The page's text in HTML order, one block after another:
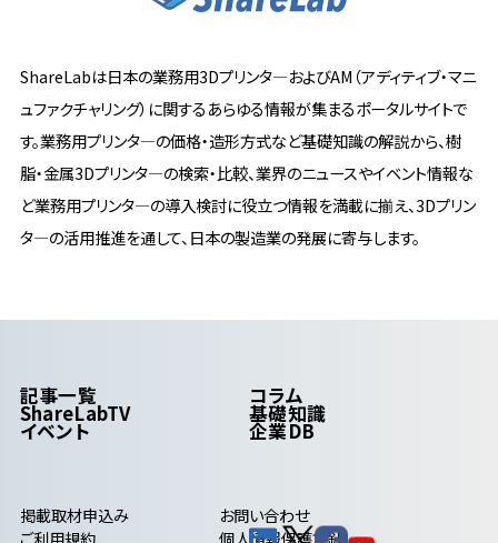
ShareLabは日本の業務用3Dプリンタ―およびAM（アディティブ・マニ
ュファクチャリング）に関するあらゆる情報が集まるポータルサイトで
す。業務用プリンタ―の価格・造形方式など基礎知識の解説から、樹
脂・金属3Dプリンタ―の検索・比較、業界のニュースやイベント情報な
ど業務用プリンタ―の導入検討に役立つ情報を満載に揃え、3Dプリン
タ―の活用推進を通して、日本の製造業の発展に寄与します。
記事一覧 コラム
ShareLabTV 基礎知識
イベント 企業DB
掲載取材申込み
お問い合わせ
ご利用規約
個人情報保護方針